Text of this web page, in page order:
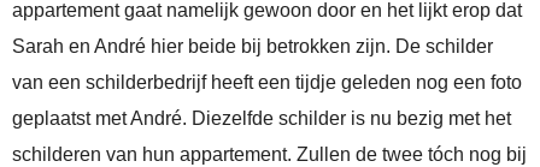
appartement gaat namelijk gewoon door en het lijkt erop dat
Sarah en André hier beide bij betrokken zijn. De schilder
van een schilderbedrijf heeft een tijdje geleden nog een foto
geplaatst met André. Diezelfde schilder is nu bezig met het
schilderen van hun appartement. Zullen de twee tóch nog bij